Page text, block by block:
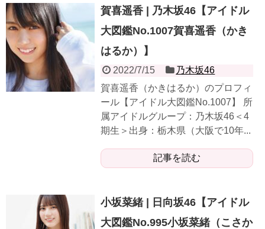
賀喜遥香 | 乃木坂46【アイドル
大図鑑No.1007賀喜遥香（かき
はるか）】
2022/7/15
乃木坂46
賀喜遥香（かきはるか）のプロフィ
ール【アイドル大図鑑No.1007】 所
属アイドルグループ：乃木坂46＜4
期生＞出身：栃木県（大阪で10年...
記事を読む
小坂菜緒 | 日向坂46【アイドル
大図鑑No.995小坂菜緒（こさか